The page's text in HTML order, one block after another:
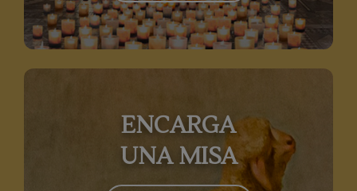
ENCARGA
UNA MISA